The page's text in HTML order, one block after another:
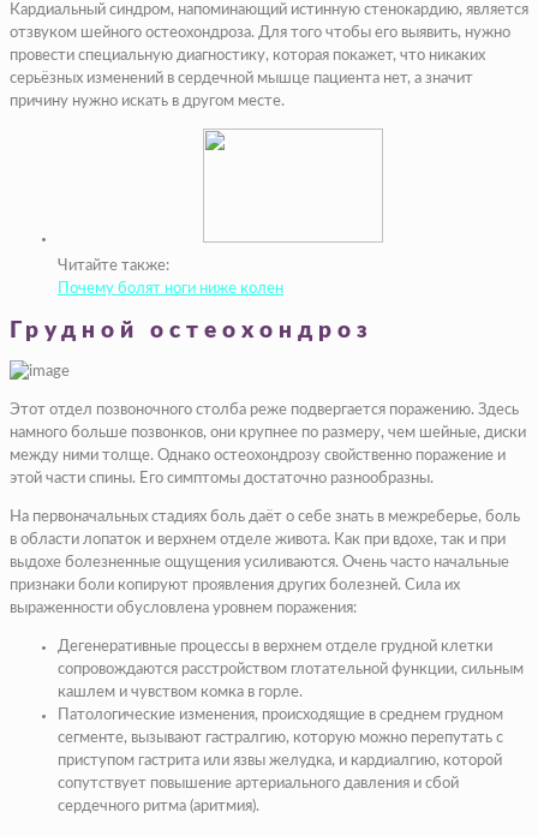
Кардиальный синдром, напоминающий истинную стенокардию, является
отзвуком шейного остеохондроза. Для того чтобы его выявить, нужно
провести специальную диагностику, которая покажет, что никаких
серьёзных изменений в сердечной мышце пациента нет, а значит
причину нужно искать в другом месте.
Читайте также:
Почему болят ноги ниже колен
Грудной остеохондроз
Этот отдел позвоночного столба реже подвергается поражению. Здесь
намного больше позвонков, они крупнее по размеру, чем шейные, диски
между ними толще. Однако остеохондрозу свойственно поражение и
этой части спины. Его симптомы достаточно разнообразны.
На первоначальных стадиях боль даёт о себе знать в межреберье, боль
в области лопаток и верхнем отделе живота. Как при вдохе, так и при
выдохе болезненные ощущения усиливаются. Очень часто начальные
признаки боли копируют проявления других болезней. Сила их
выраженности обусловлена уровнем поражения:
Дегенеративные процессы в верхнем отделе грудной клетки
сопровождаются расстройством глотательной функции, сильным
кашлем и чувством комка в горле.
Патологические изменения, происходящие в среднем грудном
сегменте, вызывают гастралгию, которую можно перепутать с
приступом гастрита или язвы желудка, и кардиалгию, которой
сопутствует повышение артериального давления и сбой
сердечного ритма (аритмия).